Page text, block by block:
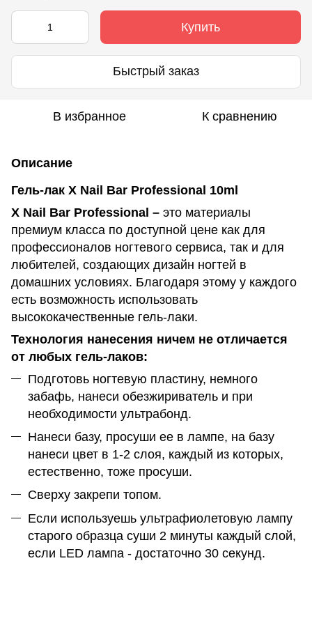
Купить
Быстрый заказ
В избранное К сравнению
Описание
Гель-лак X Nail Bar Professional 10ml
X Nail Bar Professional – это материалы
премиум класса по доступной цене как для
профессионалов ногтевого сервиса, так и для
любителей, создающих дизайн ногтей в
домашних условиях. Благодаря этому у каждого
есть возможность использовать
высококачественные гель-лаки.
Технология нанесения ничем не отличается
от любых гель-лаков:
Подготовь ногтевую пластину, немного
забафь, нанеси обезжириватель и при
необходимости ультрабонд.
Нанеси базу, просуши ее в лампе, на базу
нанеси цвет в 1-2 слоя, каждый из которых,
естественно, тоже просуши.
Сверху закрепи топом.
Если используешь ультрафиолетовую лампу
старого образца суши 2 минуты каждый слой,
если LED лампа - достаточно 30 секунд.